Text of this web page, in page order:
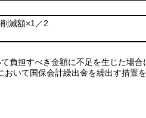
減額×1／2
負担すべき金額に不足を生じた場
いて国保会計繰出金を繰出す措置を